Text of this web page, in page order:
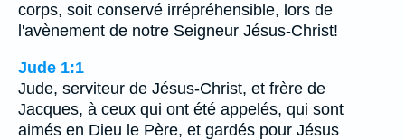
corps, soit conservé irrépréhensible, lors de
l'avènement de notre Seigneur Jésus-Christ!
Jude 1:1
Jude, serviteur de Jésus-Christ, et frère de
Jacques, à ceux qui ont été appelés, qui sont
aimés en Dieu le Père, et gardés pour Jésus